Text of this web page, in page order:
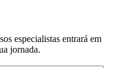
especialistas entrará em
jornada.